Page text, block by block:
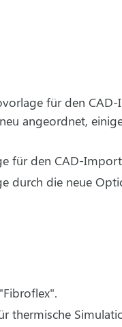
für den
angeordnet,
für den CAD-
durch die neue
thermische